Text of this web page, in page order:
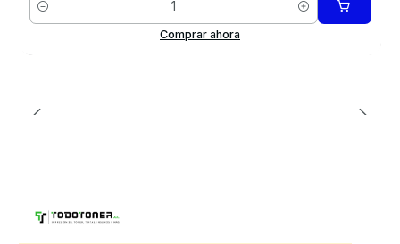
Cantidad
Comprar ahora